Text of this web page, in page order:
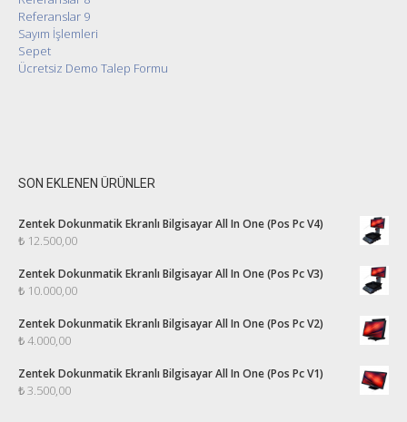
Referanslar 9
Sayım İşlemleri
Sepet
Ücretsiz Demo Talep Formu
SON EKLENEN ÜRÜNLER
Zentek Dokunmatik Ekranlı Bilgisayar All In One (Pos Pc V4)
₺ 12.500,00
Zentek Dokunmatik Ekranlı Bilgisayar All In One (Pos Pc V3)
₺ 10.000,00
Zentek Dokunmatik Ekranlı Bilgisayar All In One (Pos Pc V2)
₺4.000,00
Zentek Dokunmatik Ekranlı Bilgisayar All In One (Pos Pc V1)
₺3.500,00